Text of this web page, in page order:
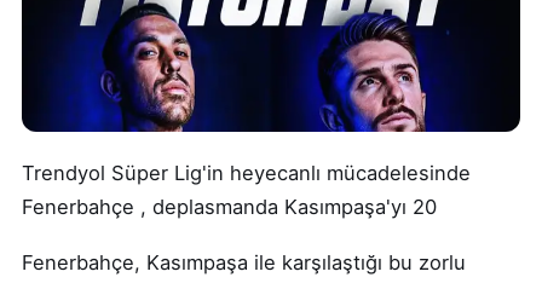
Trendyol Süper Lig'in heyecanlı mücadelesinde
Fenerbahçe , deplasmanda Kasımpaşa'yı 20
Fenerbahçe, Kasımpaşa ile karşılaştığı bu zorlu